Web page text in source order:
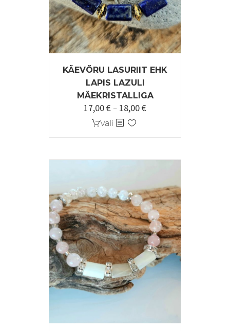
KÄEVÕRU LASURIIT EHK
LAPIS LAZULI
MÄEKRISTALLIGA
17,00€ – 18,00€
Vali Sellel
tootel
mitu
saab
teha
tootelehel.